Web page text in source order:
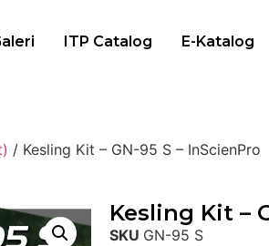
ITP Catalog E-Katalog
/ Kesling Kit – GN-95 S – InScienPro
Kesling Kit –
SKU GN-95 S